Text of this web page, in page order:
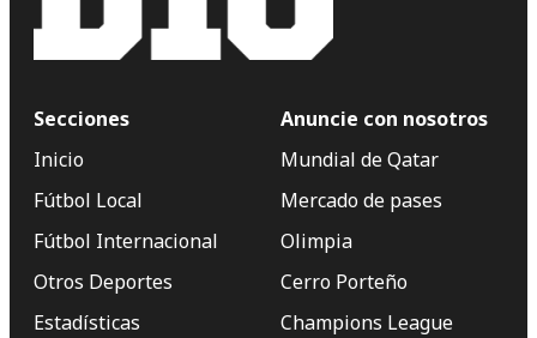
Secciones
Inicio
Fútbol Local
Fútbol Internacional
Otros Deportes
Estadísticas
Anuncie con nosotros
Mundial de Qatar
Mercado de pases
Olimpia
Cerro Porteño
Champions League